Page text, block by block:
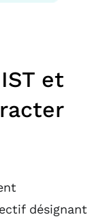
et
désignant